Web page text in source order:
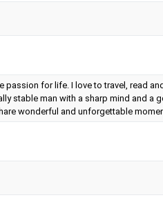
for life. I love to travel, read
stable man with a sharp mind and a
wonderful and unforgettable